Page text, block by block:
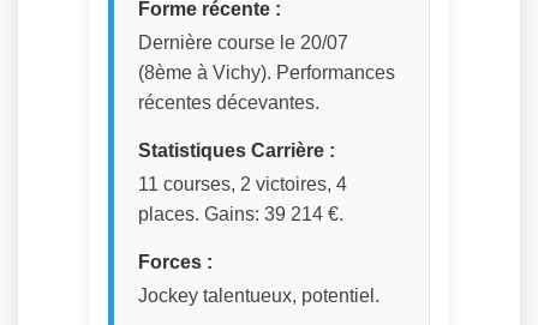
Forme récente :
Dernière course le 20/07
(8ème à Vichy). Performances
récentes décevantes.
Statistiques Carrière :
11 courses, 2 victoires, 4
places. Gains: 39 214 €.
Forces :
Jockey talentueux, potentiel.